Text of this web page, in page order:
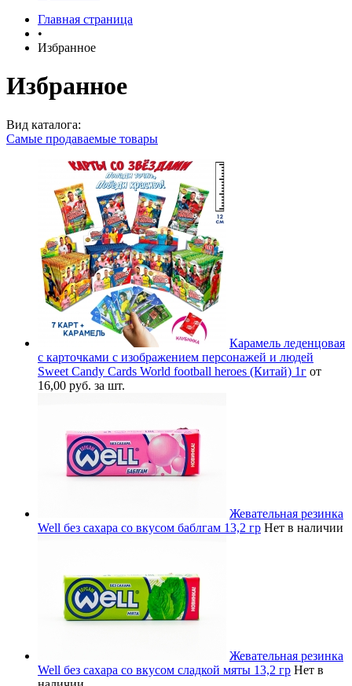
Главная страница
•
Избранное
Избранное
Вид каталога:
Самые продаваемые товары
Карамель леденцовая
с карточками с изображением персонажей и людей
Sweet Candy Cards World football heroes (Китай) 1г от
16,00 руб. за шт.
Жевательная резинка
Well без сахара со вкусом баблгам 13,2 гр Нет в наличии
Жевательная резинка
Well без сахара со вкусом сладкой мяты 13,2 гр Нет в